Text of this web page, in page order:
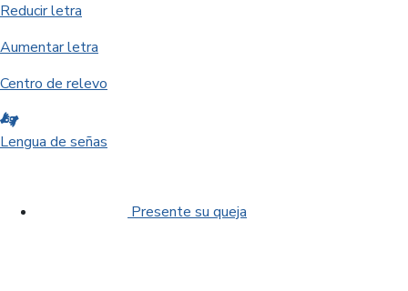
Reducir letra
Aumentar letra
Centro de relevo
Lengua de señas
Presente su queja